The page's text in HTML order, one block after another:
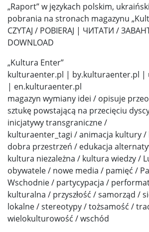
„Raport” w językach polskim,
pobrania na stronach magazynu
CZYTAJ / POBIERAJ | ЧИТАТИ /
DOWNLOAD
„Kultura Enter”
kulturaenter.pl | by.kulturaenter.pl |
| en.kulturaenter.pl
magazyn wymiany idei / opisuje
sztukę powstającą na przecięciu
inicjatywy transgraniczne /
kulturaenter_tagi / animacja kultury
dobra przestrzeń / edukacja
kultura niezależna / kultura wiedzy /
obywatele / nowe media / pamięć /
Wschodnie / partycypacja /
kulturalna / przyszłość / samorząd /
lokalne / stereotypy / tożsamość /
wielokulturowość / wschód